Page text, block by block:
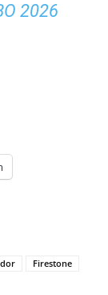
2026
Firestone